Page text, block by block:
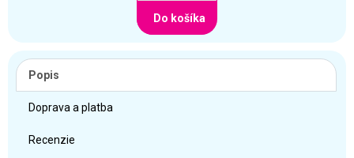
Do košíka
Popis
Doprava a platba
Recenzie